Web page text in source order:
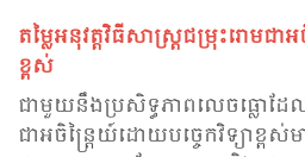
តម្លៃអនុវត្តវិធីសាស្ត្រជម្រុះ​រោមជា
ខ្ពស់
ជាមួយនឹងប្រសិទ្ធភាពលេចធ្លោដែ
ជាអចិន្ត្រៃយ៍ដោយបច្ចេកវិទ្យាខ្ពស់ម